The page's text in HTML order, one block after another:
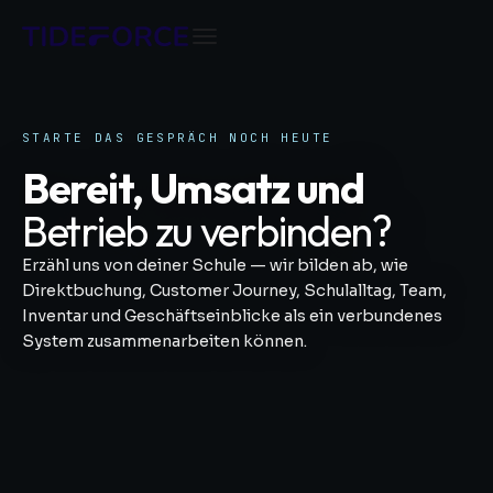
STARTE DAS GESPRÄCH NOCH HEUTE
Bereit, Umsatz und
Betrieb zu verbinden?
Erzähl uns von deiner Schule — wir bilden ab, wie
Direktbuchung, Customer Journey, Schulalltag, Team,
Inventar und Geschäftseinblicke als ein verbundenes
System zusammenarbeiten können.